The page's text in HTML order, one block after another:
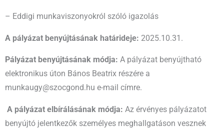
– Eddigi munkaviszonyokról szóló igazolás
A pályázat benyújtásának határideje: 2025.10.31.
Pályázat benyújtásának módja: A pályázat benyújtható
elektronikus úton Bános Beatrix részére a
munkaugy@szocgond.hu e-mail címre.
A pályázat elbírálásának módja: Az érvényes pályázatot
benyújtó jelentkezők személyes meghallgatáson vesznek